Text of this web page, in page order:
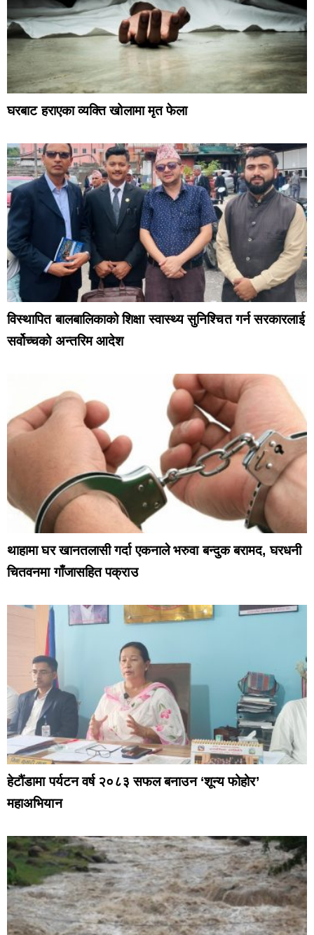
घरबाट हराएका व्यक्ति खोलामा मृत फेला
विस्थापित बालबालिकाको शिक्षा स्वास्थ्य सुनिश्चित गर्न सरकारलाई
सर्वोच्चको अन्तरिम आदेश
थाहामा घर खानतलासी गर्दा एकनाले भरुवा बन्दुक बरामद, घरधनी
चितवनमा गाँजासहित पक्राउ
हेटौंडामा पर्यटन वर्ष २०८३ सफल बनाउन ‘शून्य फोहोर’
महाअभियान